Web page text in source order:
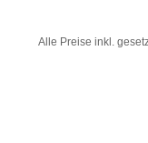
Alle Preise inkl.